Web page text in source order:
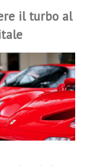
il turbo al